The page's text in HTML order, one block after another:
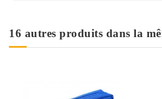
16 autres produits dans la